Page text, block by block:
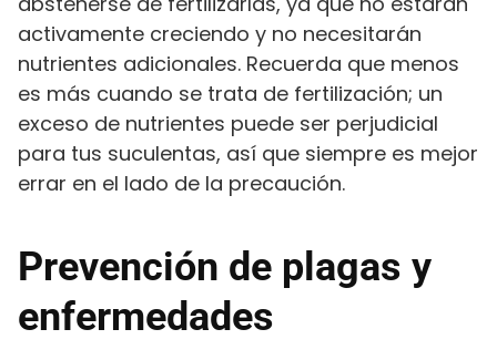
activamente creciendo y no necesitarán
nutrientes adicionales. Recuerda que menos
es más cuando se trata de fertilización; un
exceso de nutrientes puede ser perjudicial
para tus suculentas, así que siempre es mejor
errar en el lado de la precaución.
Prevención de plagas y
enfermedades